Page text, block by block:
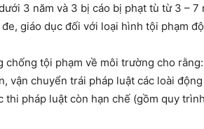
3 năm và 3 bị cáo bị phạt tù từ 3 –
giáo dục đối với loại hình tội phạm
tội phạm về môi trường cho
vận chuyển trái pháp luật các loài
pháp luật còn hạn chế (gồm quy